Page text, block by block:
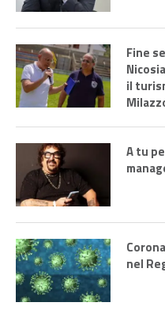
Fine
il
A tu
nel